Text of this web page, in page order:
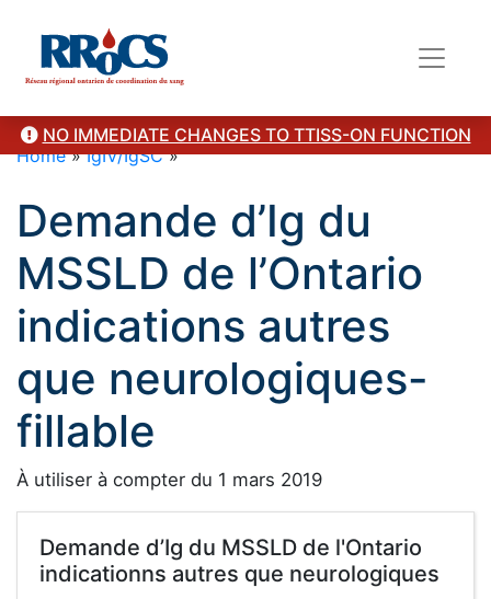
NO IMMEDIATE CHANGES TO TTISS-ON FUNCTION
Home»IgIV/IgSC»
Demande d’Ig du
MSSLD de l’Ontario
indications autres
que neurologiques-
fillable
À utiliser à compter du 1 mars 2019
Demande d’Ig du MSSLD de l'Ontario
indicationns autres que neurologiques